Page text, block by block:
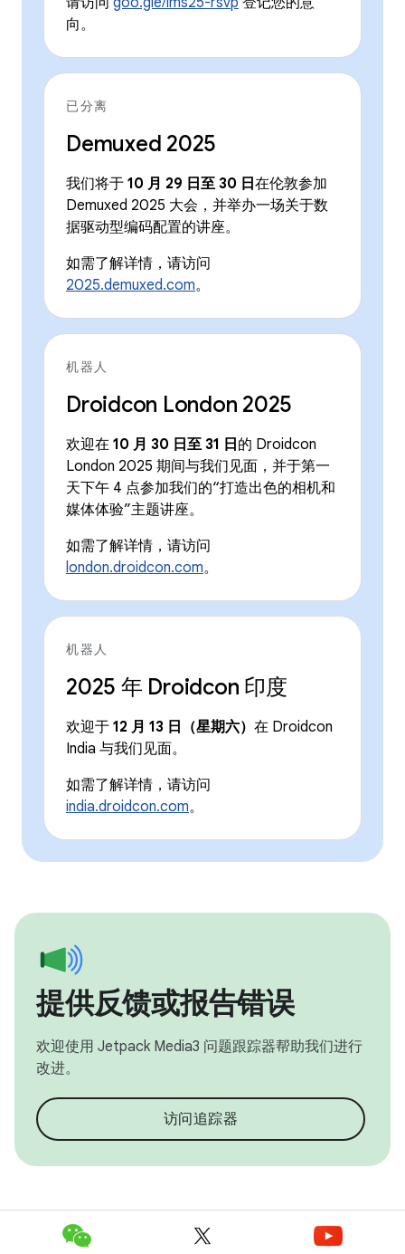
向。
已分离
Demuxed 2025
我们将于 10 月 29 日至 30 日在伦敦参加
Demuxed 2025 大会，并举办一场关于数
据驱动型编码配置的讲座。
如需了解详情，请访问
2025.demuxed.com。
机器人
Droidcon London 2025
欢迎在 10 月 30 日至 31 日的 Droidcon
London 2025 期间与我们见面，并于第一
天下午 4 点参加我们的“打造出色的相机和
媒体体验”主题讲座。
如需了解详情，请访问
london.droidcon.com。
机器人
2025 年 Droidcon 印度
欢迎于 12 月 13 日（星期六） 在 Droidcon
India 与我们见面。
如需了解详情，请访问
india.droidcon.com。
提供反馈或报告错误
欢迎使用 Jetpack Media3 问题跟踪器帮助我们进行
改进。
访问追踪器